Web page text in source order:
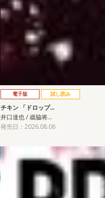
電子版 試し読み
チキン 「ドロップ…
井口達也 / 歳脇将…
発売日：2026.08.06